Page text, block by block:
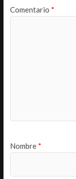
Comentario *
Nombre *